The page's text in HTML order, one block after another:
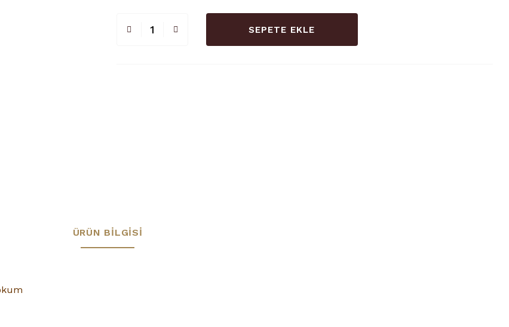
SEPETE EKLE
ÜRÜN BILGISI